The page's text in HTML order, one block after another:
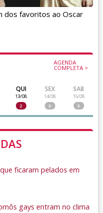
AGENDA
COMPLETA >
QUI
13/08
2
SEX
14/08
0
SAB
15/08
0
ficaram pelados em
gays entram no clima
dos favoritos ao Oscar